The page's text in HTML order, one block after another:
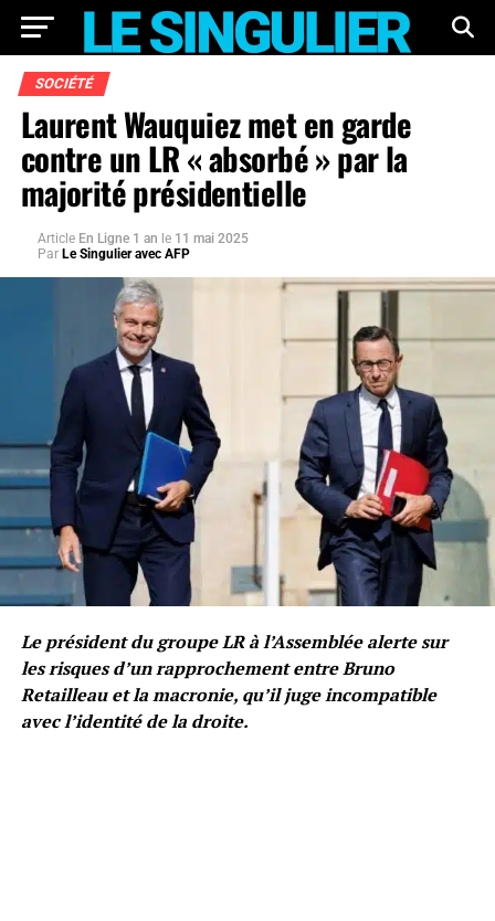
SOCIÉTÉ
Laurent Wauquiez met en garde
contre un LR « absorbé » par la
majorité présidentielle
Article En Ligne 1 an le 11 mai 2025
Par Le Singulier avec AFP
Le président du groupe LR à l’Assemblée alerte sur
les risques d’un rapprochement entre Bruno
Retailleau et la macronie, qu’il juge incompatible
avec l’identité de la droite.